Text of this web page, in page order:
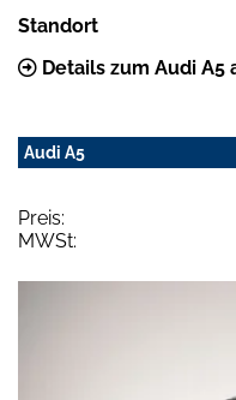
Standort
Details zum Audi A5
Audi A5
Preis:
MWSt: